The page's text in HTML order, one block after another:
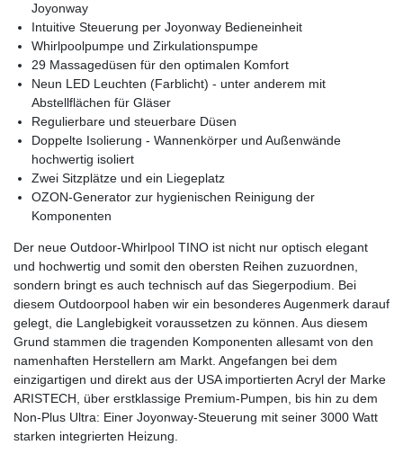
Joyonway
Intuitive Steuerung per Joyonway Bedieneinheit
Whirlpoolpumpe und Zirkulationspumpe
29 Massagedüsen für den optimalen Komfort
Neun LED Leuchten (Farblicht) - unter anderem mit
Abstellflächen für Gläser
Regulierbare und steuerbare Düsen
Doppelte Isolierung - Wannenkörper und Außenwände
hochwertig isoliert
Zwei Sitzplätze und ein Liegeplatz
OZON-Generator zur hygienischen Reinigung der
Komponenten
Der neue Outdoor-Whirlpool TINO ist nicht nur optisch elegant
und hochwertig und somit den obersten Reihen zuzuordnen,
sondern bringt es auch technisch auf das Siegerpodium. Bei
diesem Outdoorpool haben wir ein besonderes Augenmerk darauf
gelegt, die Langlebigkeit voraussetzen zu können. Aus diesem
Grund stammen die tragenden Komponenten allesamt von den
namenhaften Herstellern am Markt. Angefangen bei dem
einzigartigen und direkt aus der USA importierten Acryl der Marke
ARISTECH, über erstklassige Premium-Pumpen, bis hin zu dem
Non-Plus Ultra: Einer Joyonway-Steuerung mit seiner 3000 Watt
starken integrierten Heizung.